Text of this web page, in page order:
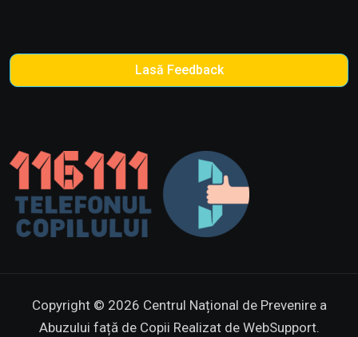
Lasă Feedback
Copyright © 2026 Centrul Național de Prevenire a
Abuzului față de Copii Realizat de WebSupport.